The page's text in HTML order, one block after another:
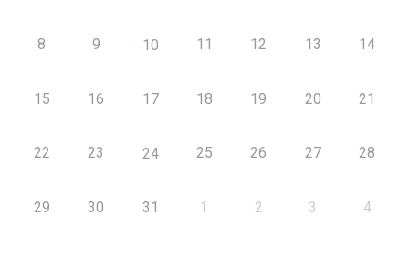
8 9 10 11 12 13 14
15 16 17 18 19 20 21
22 23 24 25 26 27 28
29 30 31 1 2 3 4